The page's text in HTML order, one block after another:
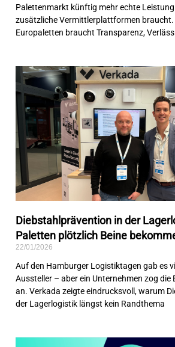
Palettenmarkt künftig mehr echte
zusätzliche Vermittlerplattformen braucht.
Europaletten braucht Transparenz,
Diebstahlprävention in der
Paletten plötzlich Beine
22/01/2026
Auf den Hamburger Logistiktagen gab es
Aussteller – aber ein Unternehmen zog die
an. Verkada zeigte eindrucksvoll, warum
der Lagerlogistik längst kein Randthema